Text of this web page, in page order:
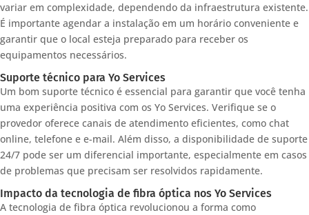
variar em complexidade, dependendo da infraestrutura existente.
É importante agendar a instalação em um horário conveniente e
garantir que o local esteja preparado para receber os
equipamentos necessários.
Suporte técnico para Yo Services
Um bom suporte técnico é essencial para garantir que você tenha
uma experiência positiva com os Yo Services. Verifique se o
provedor oferece canais de atendimento eficientes, como chat
online, telefone e e-mail. Além disso, a disponibilidade de suporte
24/7 pode ser um diferencial importante, especialmente em casos
de problemas que precisam ser resolvidos rapidamente.
Impacto da tecnologia de fibra óptica nos Yo Services
A tecnologia de fibra óptica revolucionou a forma como